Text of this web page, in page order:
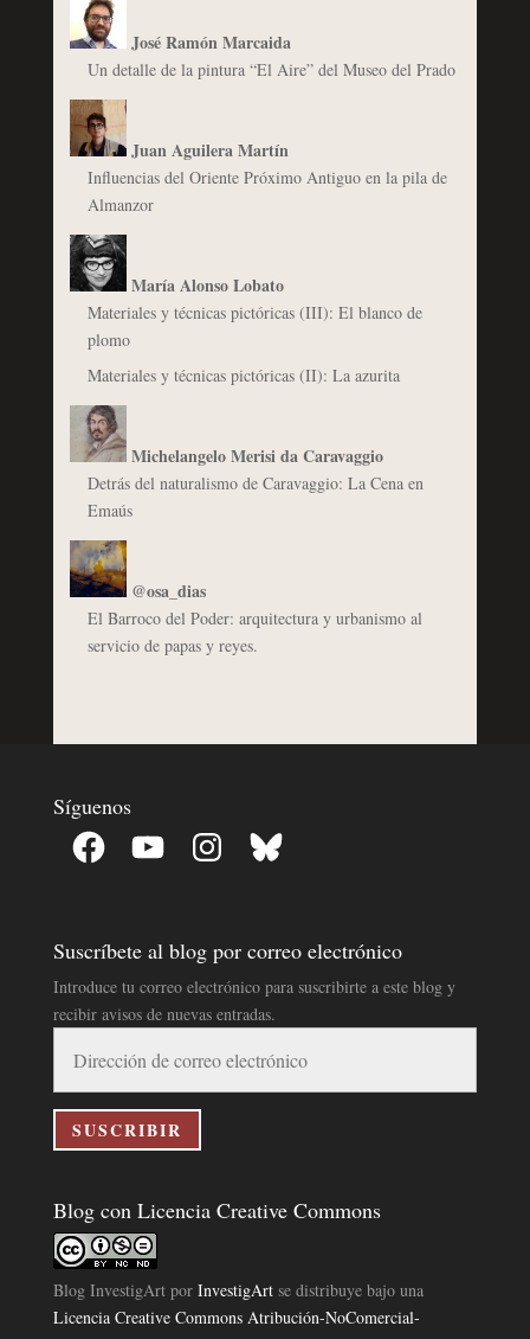
José Ramón Marcaida
Un detalle de la pintura “El Aire” del Museo del Prado
Juan Aguilera Martín
Influencias del Oriente Próximo Antiguo en la pila de
Almanzor
María Alonso Lobato
Materiales y técnicas pictóricas (III): El blanco de
plomo
Materiales y técnicas pictóricas (II): La azurita
Michelangelo Merisi da Caravaggio
Detrás del naturalismo de Caravaggio: La Cena en
Emaús
@osa_dias
El Barroco del Poder: arquitectura y urbanismo al
servicio de papas y reyes.
Síguenos
Facebook YouTube InstagramBluesky
Suscríbete al blog por correo electrónico
Introduce tu correo electrónico para suscribirte a este blog y
recibir avisos de nuevas entradas.
correo
electrónico
SUSCRIBIR
Blog con Licencia Creative Commons
Blog InvestigArtpor InvestigArtse distribuye bajo una
Licencia Creative Commons Atribución-NoComercial-